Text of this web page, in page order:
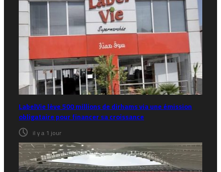
LabelVie lève 500 millions de dirhams via une émission
obligataire pour financer sa croissance
il y a 1 jour